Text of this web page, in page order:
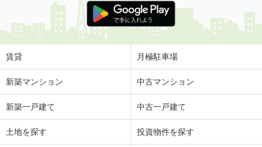
賃貸 月極駐車場
新築マンション 中古マンション
新築一戸建て 中古一戸建て
土地を探す 投資物件を探す